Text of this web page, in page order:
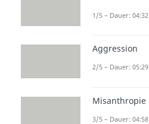
1/5 – Dauer: 04:32
Aggression
2/5 – Dauer: 05:29
Misanthropie
3/5 – Dauer: 04:58